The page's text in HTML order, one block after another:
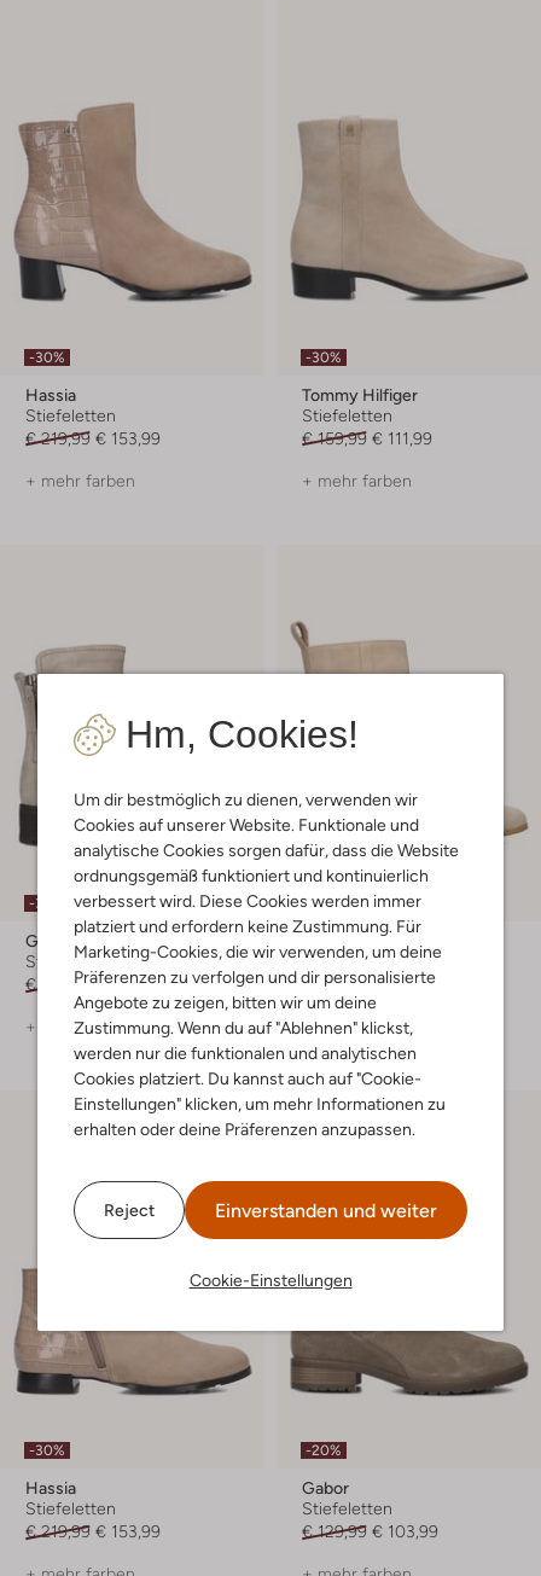
Hm, Cookies!
Um dir bestmöglich zu dienen, verwenden wir
Cookies auf unserer Website. Funktionale und
analytische Cookies sorgen dafür, dass die Website
ordnungsgemäß funktioniert und kontinuierlich
verbessert wird. Diese Cookies werden immer
platziert und erfordern keine Zustimmung. Für
Marketing-Cookies, die wir verwenden, um deine
Präferenzen zu verfolgen und dir personalisierte
Angebote zu zeigen, bitten wir um deine
Zustimmung. Wenn du auf "Ablehnen" klickst,
werden nur die funktionalen und analytischen
Cookies platziert. Du kannst auch auf "Cookie-
Einstellungen" klicken, um mehr Informationen zu
erhalten oder deine Präferenzen anzupassen.
Reject Einverstanden und weiter
Cookie-Einstellungen
-30%
Hassia
Stiefeletten
€ 219,99 € 153,99
+ mehr farben
-30%
Tommy Hilfiger
Stiefeletten
€ 159,99 € 111,99
+ mehr farben
-30%
Gabor
Stiefeletten
€ 139,99 € 97,99
+ mehr farben
-50%
Notre-V
Stiefeletten
€ 179,99 € 89,99
+ mehr farben
-30%
Hassia
Stiefeletten
€ 219,99 € 153,99
-20%
Gabor
Stiefeletten
€ 129,99 € 103,99